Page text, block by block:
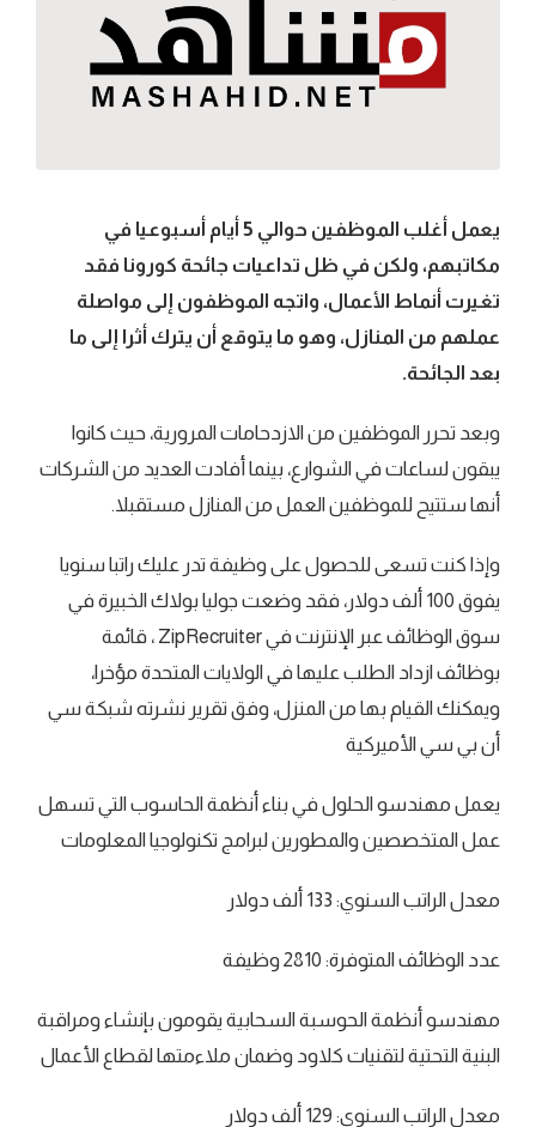
يعمل أغلب الموظفين حوالي 5 أيام أسبوعيا في
مكاتبهم، ولكن في ظل تداعيات جائحة كورونا فقد
تغيرت أنماط الأعمال، واتجه الموظفون إلى مواصلة
عملهم من المنازل، وهو ما يتوقع أن يترك أثرا إلى ما
بعد الجائحة.
وبعد تحرر الموظفين من الازدحامات المرورية، حيث كانوا
يبقون لساعات في الشوارع، بينما أفادت العديد من الشركات
أنها ستتيح للموظفين العمل من المنازل مستقبلا.
وإذا كنت تسعى للحصول على وظيفة تدر عليك راتبا سنويا
يفوق 100 ألف دولار، فقد وضعت جوليا بولاك الخبيرة في
سوق الوظائف عبر الإنترنت في ZipRecruiter ، قائمة
بوظائف ازداد الطلب عليها في الولايات المتحدة مؤخرا،
ويمكنك القيام بها من المنزل، وفق تقرير نشرته شبكة سي
أن بي سي الأميركية
يعمل مهندسو الحلول في بناء أنظمة الحاسوب التي تسهل
عمل المتخصصين والمطورين لبرامج تكنولوجيا المعلومات
معدل الراتب السنوي: 133 ألف دولار
عدد الوظائف المتوفرة: 2810 وظيفة
مهندسو أنظمة الحوسبة السحابية يقومون بإنشاء ومراقبة
البنية التحتية لتقنيات كلاود وضمان ملاءمتها لقطاع الأعمال
معدل الراتب السنوي: 129 ألف دولار